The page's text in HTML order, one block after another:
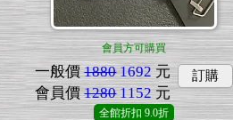
會員方可購買
一般價 18801692元
會員價 12801152 元
訂購
全館折扣 9.0折